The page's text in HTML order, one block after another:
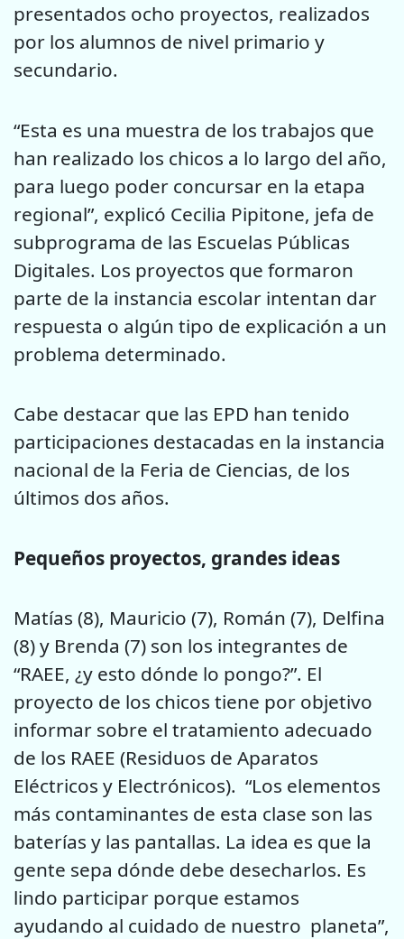
presentados ocho proyectos, realizados
por los alumnos de nivel primario y
secundario.
“Esta es una muestra de los trabajos que
han realizado los chicos a lo largo del año,
para luego poder concursar en la etapa
regional”, explicó Cecilia Pipitone, jefa de
subprograma de las Escuelas Públicas
Digitales. Los proyectos que formaron
parte de la instancia escolar intentan dar
respuesta o algún tipo de explicación a un
problema determinado.
Cabe destacar que las EPD han tenido
participaciones destacadas en la instancia
nacional de la Feria de Ciencias, de los
últimos dos años.
Pequeños proyectos, grandes ideas
Matías (8), Mauricio (7), Román (7), Delfina
(8) y Brenda (7) son los integrantes de
“RAEE, ¿y esto dónde lo pongo?”. El
proyecto de los chicos tiene por objetivo
informar sobre el tratamiento adecuado
de los RAEE (Residuos de Aparatos
Eléctricos y Electrónicos). “Los elementos
más contaminantes de esta clase son las
baterías y las pantallas. La idea es que la
gente sepa dónde debe desecharlos. Es
lindo participar porque estamos
ayudando al cuidado de nuestro planeta”,